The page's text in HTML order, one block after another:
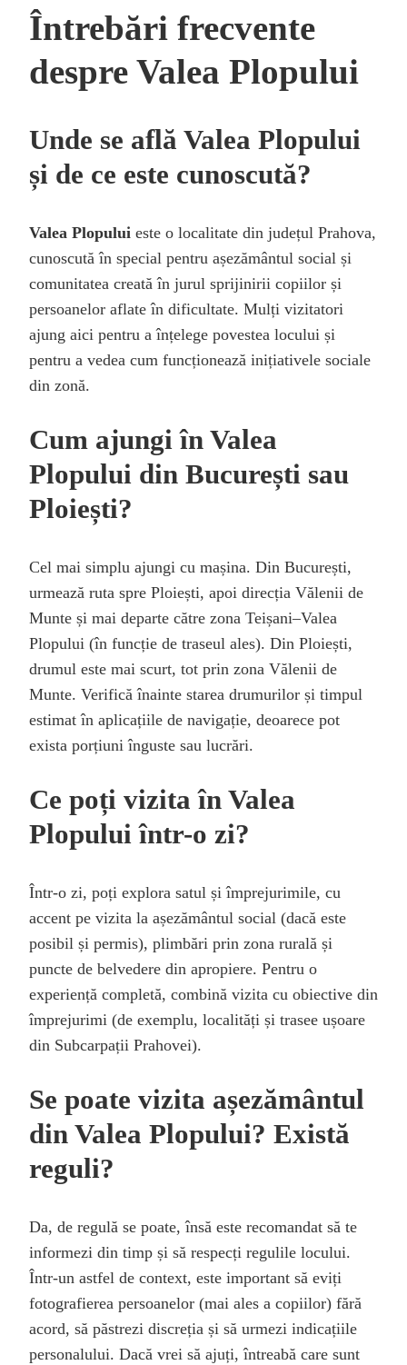
Întrebări frecvente
despre Valea Plopului
Unde se află Valea Plopului
și de ce este cunoscută?
Valea Plopului este o localitate din județul Prahova,
cunoscută în special pentru așezământul social și
comunitatea creată în jurul sprijinirii copiilor și
persoanelor aflate în dificultate. Mulți vizitatori
ajung aici pentru a înțelege povestea locului și
pentru a vedea cum funcționează inițiativele sociale
din zonă.
Cum ajungi în Valea
Plopului din București sau
Ploiești?
Cel mai simplu ajungi cu mașina. Din București,
urmează ruta spre Ploiești, apoi direcția Vălenii de
Munte și mai departe către zona Teișani–Valea
Plopului (în funcție de traseul ales). Din Ploiești,
drumul este mai scurt, tot prin zona Vălenii de
Munte. Verifică înainte starea drumurilor și timpul
estimat în aplicațiile de navigație, deoarece pot
exista porțiuni înguste sau lucrări.
Ce poți vizita în Valea
Plopului într-o zi?
Într-o zi, poți explora satul și împrejurimile, cu
accent pe vizita la așezământul social (dacă este
posibil și permis), plimbări prin zona rurală și
puncte de belvedere din apropiere. Pentru o
experiență completă, combină vizita cu obiective din
împrejurimi (de exemplu, localități și trasee ușoare
din Subcarpații Prahovei).
Se poate vizita așezământul
din Valea Plopului? Există
reguli?
Da, de regulă se poate, însă este recomandat să te
informezi din timp și să respecți regulile locului.
Într-un astfel de context, este important să eviți
fotografierea persoanelor (mai ales a copiilor) fără
acord, să păstrezi discreția și să urmezi indicațiile
personalului. Dacă vrei să ajuți, întreabă care sunt